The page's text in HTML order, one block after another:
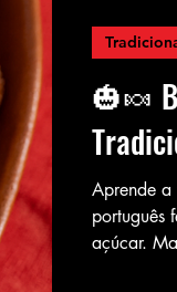
🎃🍬
Aprende a
português
açúcar.